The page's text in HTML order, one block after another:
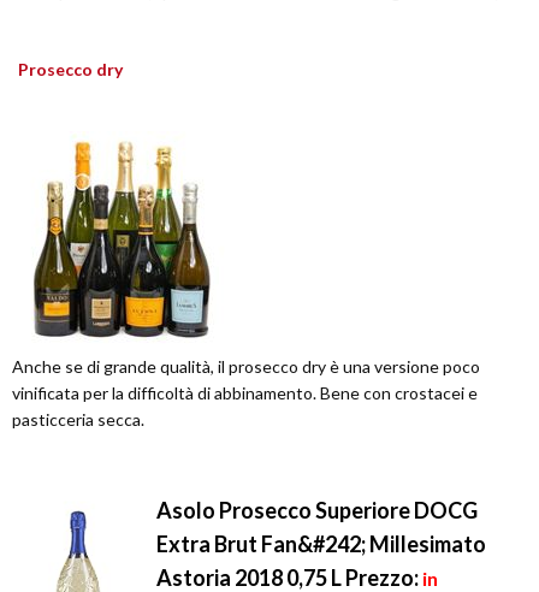
Prosecco dry
Anche se di grande qualità, il prosecco dry è una versione poco
vinificata per la difficoltà di abbinamento. Bene con crostacei e
pasticceria secca.
Asolo Prosecco Superiore DOCG
Extra Brut Fan&#242; Millesimato
Astoria 2018 0,75 LPrezzo: in